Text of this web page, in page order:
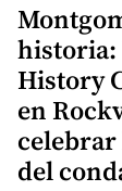
historia:
History
en
celebrar
del